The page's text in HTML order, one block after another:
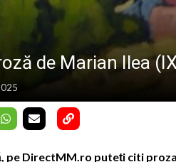
de Marian Ilea
pe DirectMM.ro puteți citi